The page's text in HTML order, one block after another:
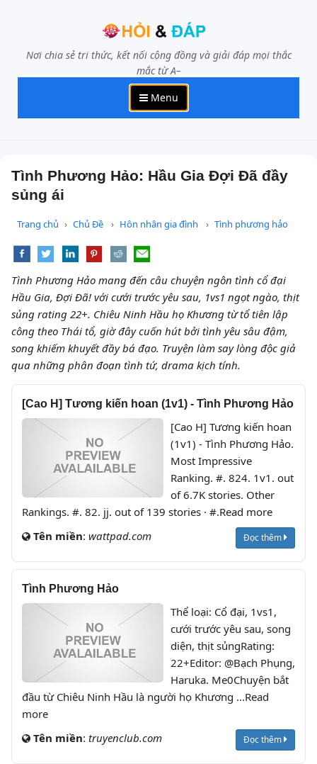
Nơi chia sẻ tri thức, kết nối cộng đồng và giải đáp mọi thắc
mắc từ A–
Menu
Tình Phương Hảo: Hầu Gia Đợi Đã đầy
sủng ái
Trang chủ Chủ Đề Hôn nhân gia đình Tình phương hảo
Tình Phương Hảo mang đến câu chuyện ngôn tình cổ đại
Hầu Gia, Đợi Đã! với cưới trước yêu sau, 1vs1 ngọt ngào, thịt
sủng rating 22+. Chiêu Ninh Hầu họ Khương từ tổ tiên lập
công theo Thái tổ, giờ đây cuốn hút bởi tình yêu sâu đậm,
song khiếm khuyết đầy bá đạo. Truyện làm say lòng độc giả
qua những phân đoạn tình tứ, drama kịch tính.
[Cao H] Tương kiến hoan (1v1) - Tình Phương Hảo
[Cao H] Tương kiến hoan
(1v1) - Tình Phương Hảo.
Most Impressive
Ranking. #. 824. 1v1. out
of 6.7K stories. Other
Rankings. #. 82. jj. out of 139 stories · #.Read more
Tên miền: wattpad.com Đọc thêm
Tình Phương Hảo
Thể loại: Cổ đại, 1vs1,
cưới trước yêu sau, song
diện, thịt sủngRating:
22+Editor: @Bạch Phụng,
Haruka. Me0Chuyện bắt
đầu từ Chiêu Ninh Hầu là người họ Khương ...Read
more
Tên miền: truyenclub.com Đọc thêm